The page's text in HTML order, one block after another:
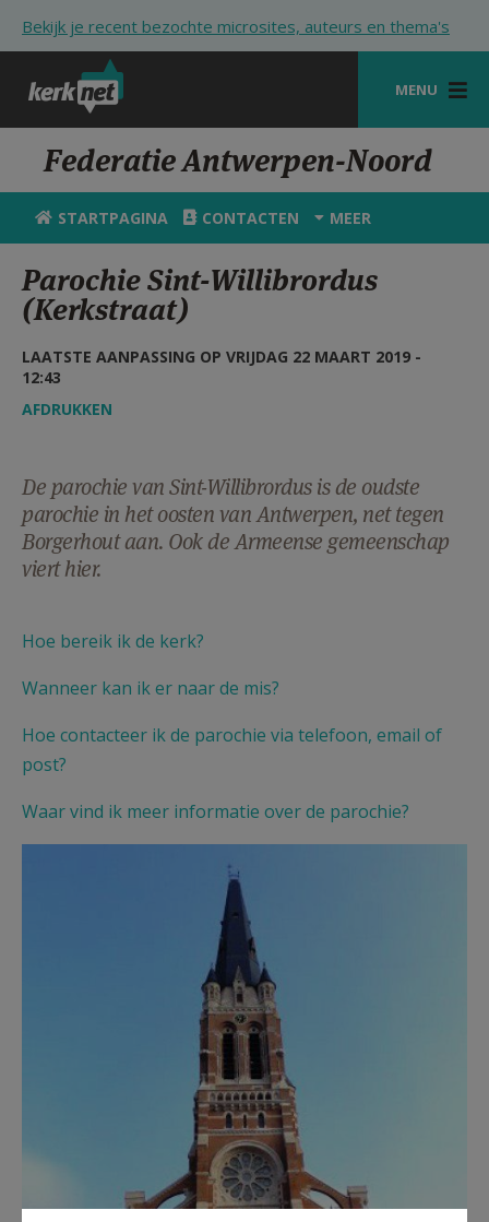
Bekijk je recent bezochte microsites, auteurs en thema's
MENU
STARTPAGINA
KERK
VIERINGEN
SHOP
HULP
STARTPAGINA PORTAAL
AANMELDEN OF REGISTREREN
Federatie Antwerpen-Noord
STARTPAGINA CONTACTEN MEER
Parochie Sint-Willibrordus
(Kerkstraat)
LAATSTE AANPASSING OP VRIJDAG 22 MAART 2019 -
12:43
AFDRUKKEN
De parochie van Sint-Willibrordus is de oudste
parochie in het oosten van Antwerpen, net tegen
Borgerhout aan. Ook de Armeense gemeenschap
viert hier.
Hoe bereik ik de kerk?
Wanneer kan ik er naar de mis?
Hoe contacteer ik de parochie via telefoon, email of
post?
Waar vind ik meer informatie over de parochie?